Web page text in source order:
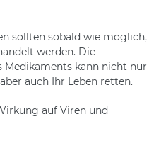
sollten sobald wie möglich,
werden. Die
Medikaments kann nicht nur
auch Ihr Leben retten.
auf Viren und